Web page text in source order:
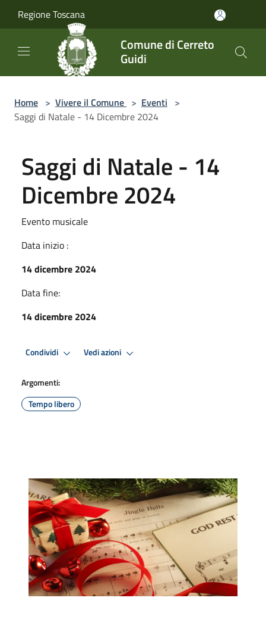
Regione Toscana
Comune di Cerreto
Guidi
Home > Vivere il Comune > Eventi >
Saggi di Natale - 14 Dicembre 2024
Saggi di Natale - 14
Dicembre 2024
Evento musicale
Data inizio :
14 dicembre 2024
Data fine:
14 dicembre 2024
Condividi Vedi azioni
Argomenti:
Tempo libero